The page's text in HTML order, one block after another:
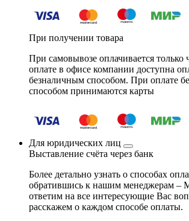
При получении товара
При самовывозе оплачивается только
оплате в офисе компании доступна
безналичным способом. При оплате
способом принимаются карты
Для юридических лиц
Выставление счёта через банк
Более детально узнать о способах
обратившись к нашим менеджерам –
ответим на все интересующие Вас
расскажем о каждом способе оплаты.